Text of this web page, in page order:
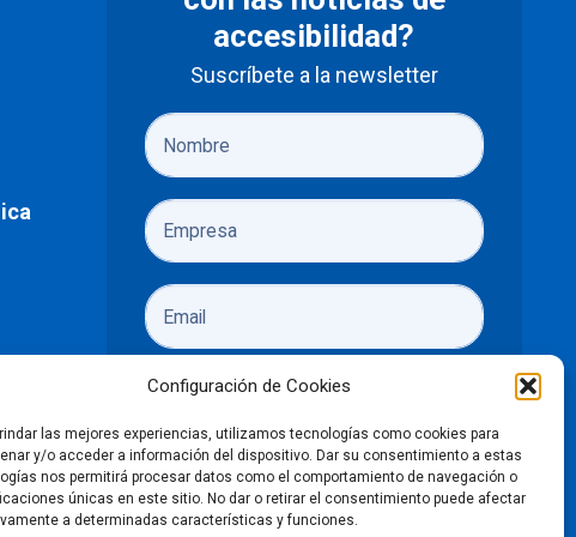
Configuración de Cookies
las mejores experiencias, utilizamos tecnologías como cookies para
y/o acceder a información del dispositivo. Dar su consentimiento a estas
nos permitirá procesar datos como el comportamiento de navegación o
únicas en este sitio. No dar o retirar el consentimiento puede afectar
a determinadas características y funciones.
accesibilidad?
Suscríbete a la newsletter
He leído y acepto laspolíticas de
privacidad